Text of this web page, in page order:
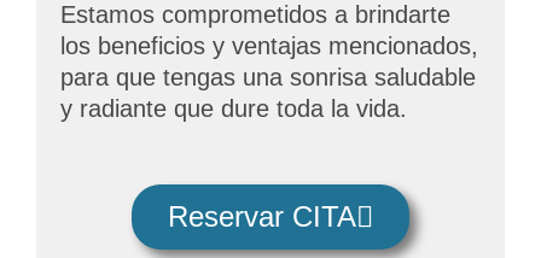
Estamos comprometidos a brindarte
los beneficios y ventajas mencionados,
para que tengas una sonrisa saludable
y radiante que dure toda la vida.
Reservar CITA